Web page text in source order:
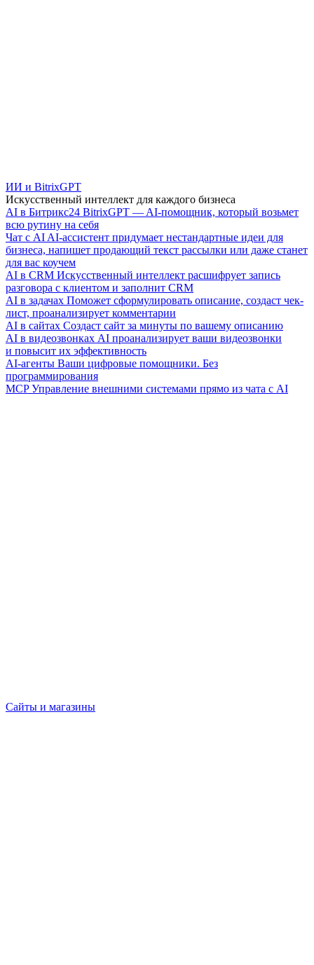
ИИ и BitrixGPT
Искусственный интеллект для каждого бизнеса
AI в Битрикс24 BitrixGPT — AI-помощник, который возьмет
всю рутину на себя
Чат с AI AI-ассистент придумает нестандартные идеи для
бизнеса, напишет продающий текст рассылки или даже станет
для вас коучем
AI в CRM Искусственный интеллект расшифрует запись
разговора с клиентом и заполнит CRM
AI в задачах Поможет сформулировать описание, создаст чек-
лист, проанализирует комментарии
AI в сайтах Создаст сайт за минуты по вашему описанию
AI в видеозвонках AI проанализирует ваши видеозвонки
и повысит их эффективность
AI-агенты Ваши цифровые помощники. Без
программирования
MCP Управление внешними системами прямо из чата с AI
Сайты и магазины